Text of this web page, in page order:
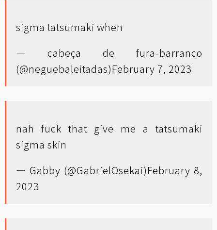
sigma tatsumaki when
— cabeça de fura-barranco
(@neguebaleitadas)February 7, 2023
nah fuck that give me a tatsumaki
sigma skin
— Gabby (@GabrielOsekai)February 8,
2023